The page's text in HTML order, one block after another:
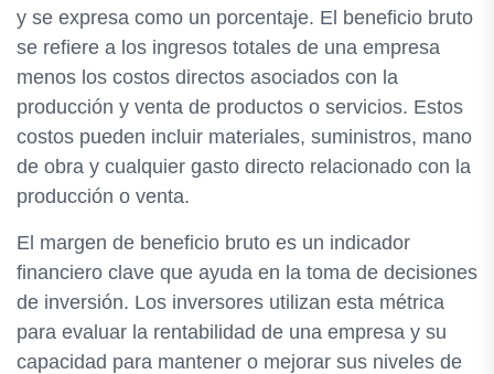
y se expresa como un porcentaje. El beneficio bruto
se refiere a los ingresos totales de una empresa
menos los costos directos asociados con la
producción y venta de productos o servicios. Estos
costos pueden incluir materiales, suministros, mano
de obra y cualquier gasto directo relacionado con la
producción o venta.
El margen de beneficio bruto es un indicador
financiero clave que ayuda en la toma de decisiones
de inversión. Los inversores utilizan esta métrica
para evaluar la rentabilidad de una empresa y su
capacidad para mantener o mejorar sus niveles de